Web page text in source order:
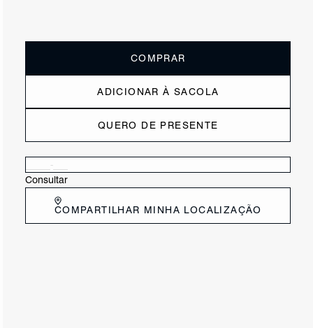
COMPRAR
ADICIONAR À SACOLA
QUERO DE PRESENTE
Consultar
COMPARTILHAR MINHA LOCALIZAÇÃO